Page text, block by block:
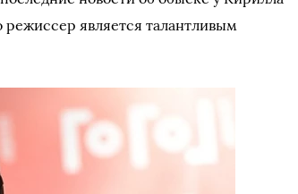
является талантливым